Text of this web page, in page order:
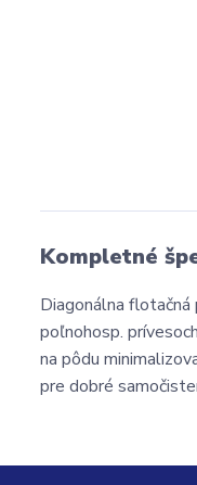
Kompletné
Diagonálna flotačná
poľnohosp.
na pôdu
pre dobré